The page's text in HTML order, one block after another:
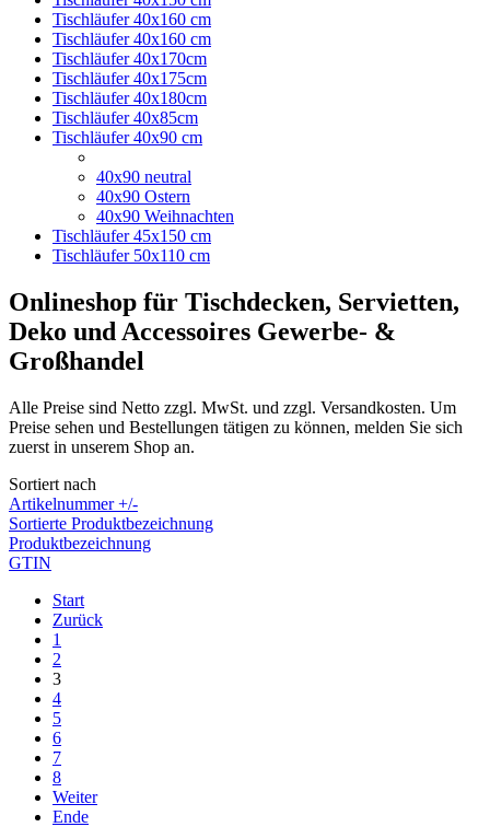
Tischläufer 40x160 cm
Tischläufer 40x160 cm
Tischläufer 40x170cm
Tischläufer 40x175cm
Tischläufer 40x180cm
Tischläufer 40x85cm
Tischläufer 40x90 cm
40x90 neutral
40x90 Ostern
40x90 Weihnachten
Tischläufer 45x150 cm
Tischläufer 50x110 cm
Onlineshop für Tischdecken, Servietten,
Deko und Accessoires Gewerbe- &
Großhandel
Alle Preise sind Netto zzgl. MwSt. und zzgl. Versandkosten. Um
Preise sehen und Bestellungen tätigen zu können, melden Sie sich
zuerst in unserem Shop an.
Sortiert nach
Artikelnummer +/-
Sortierte Produktbezeichnung
Produktbezeichnung
GTIN
Start
Zurück
1
2
3
4
5
6
7
8
Weiter
Ende